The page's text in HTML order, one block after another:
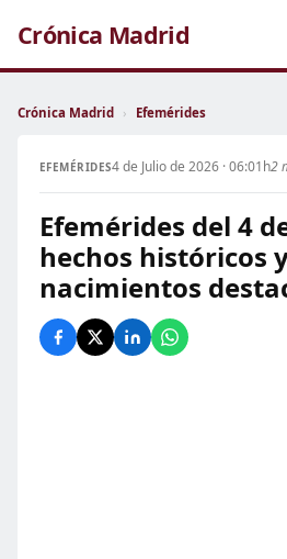
Crónica Madrid
Crónica Madrid › Efemérides
EFEMÉRIDES4 de Julio de 2026 · 06:01h2
Efemérides del 4
hechos históricos
nacimientos